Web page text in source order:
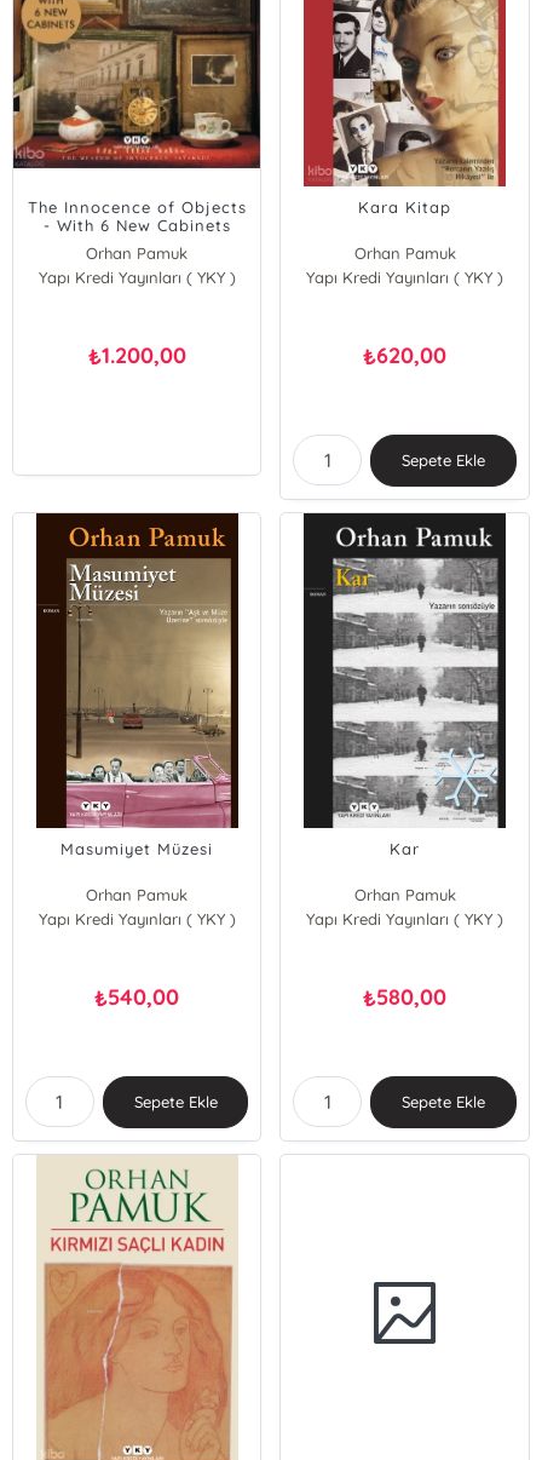
The Innocence of Objects
- With 6 New Cabinets
Orhan Pamuk
Yapı Kredi Yayınları ( YKY )
₺1.200,00
Kara Kitap
Orhan Pamuk
Yapı Kredi Yayınları ( YKY )
₺620,00
Sepete Ekle
Masumiyet Müzesi
Orhan Pamuk
Yapı Kredi Yayınları ( YKY )
₺540,00
Sepete Ekle
Kar
Orhan Pamuk
Yapı Kredi Yayınları ( YKY )
₺580,00
Sepete Ekle